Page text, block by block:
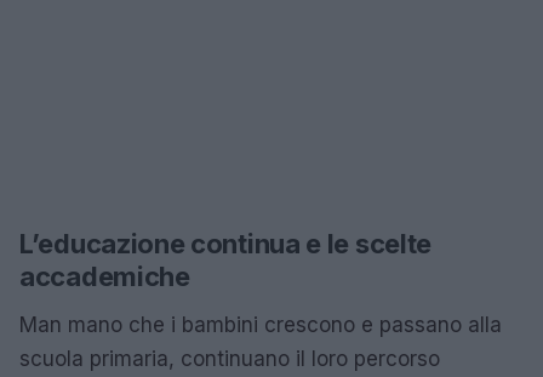
L’educazione continua e le scelte
accademiche
Man mano che i bambini crescono e passano alla
scuola primaria, continuano il loro percorso